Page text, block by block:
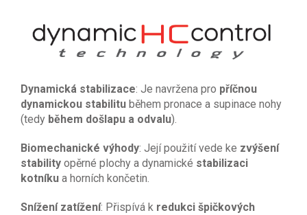
Dynamická stabilizace: Je navržena pro příčnou
dynamickou stabilitu během pronace a supinace nohy
(tedy během došlapu a odvalu).
Biomechanické výhody: Její použití vede ke zvýšení
stability opěrné plochy a dynamické stabilizaci
kotníku a horních končetin.
Snížení zatížení: Přispívá k redukci špičkových